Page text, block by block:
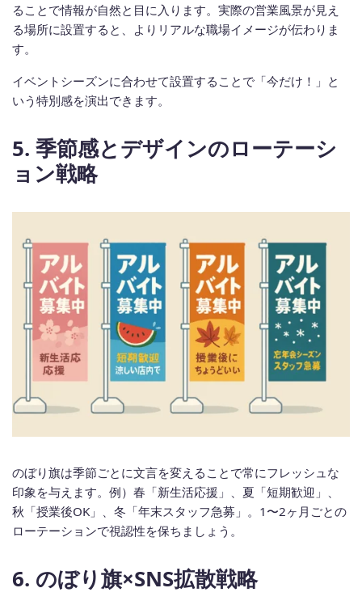
ることで情報が自然と目に入ります。実際の営業風景が見え
る場所に設置すると、よりリアルな職場イメージが伝わりま
す。
イベントシーズンに合わせて設置することで「今だけ！」と
いう特別感を演出できます。
5. 季節感とデザインのローテーシ
ョン戦略
のぼり旗は季節ごとに文言を変えることで常にフレッシュな
印象を与えます。例）春「新生活応援」、夏「短期歓迎」、
秋「授業後OK」、冬「年末スタッフ急募」。1〜2ヶ月ごとの
ローテーションで視認性を保ちましょう。
6. のぼり旗×SNS拡散戦略